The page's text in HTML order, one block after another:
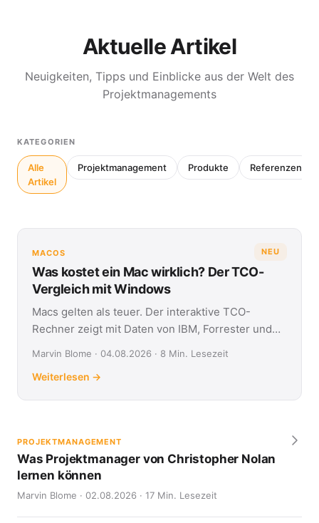
Aktuelle Artikel
Neuigkeiten, Tipps und Einblicke aus der Welt des
Projektmanagements
KATEGORIEN
Alle
Artikel
Projektmanagement Produkte Referenzen
NEU
MACOS
Was kostet ein Mac wirklich? Der TCO-
Vergleich mit Windows
Macs gelten als teuer. Der interaktive TCO-
Rechner zeigt mit Daten von IBM, Forrester und
Marvin Blome · 04.08.2026 · 8 Min. Lesezeit
Weiterlesen →
PROJEKTMANAGEMENT
Was Projektmanager von Christopher Nolan
lernen können
Marvin Blome · 02.08.2026 · 17 Min. Lesezeit